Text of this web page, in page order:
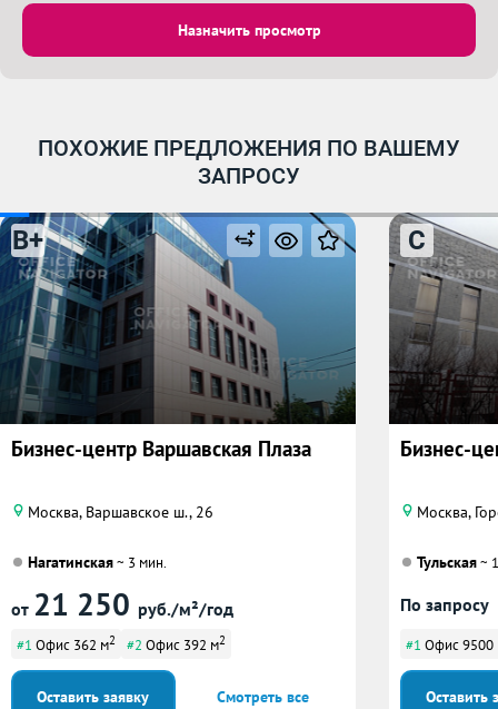
Назначить просмотр
ПОХОЖИЕ ПРЕДЛОЖЕНИЯ ПО ВАШЕМУ
ЗАПРОСУ
B+
Бизнес-центр Варшавская Плаза
Москва, Варшавское ш., 26
Нагатинская~ 3 мин.
от 21 250 руб./м²/год
#1 Офис 362 м2 #2 Офис 392 м2
Оставить заявку Смотреть все
C
Бизнес-
Москва,
Тульская~
По запросу
#1 Офис 9500
Оставить